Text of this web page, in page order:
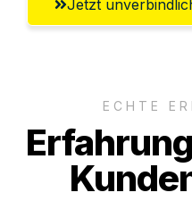
Jetzt
ECHTE